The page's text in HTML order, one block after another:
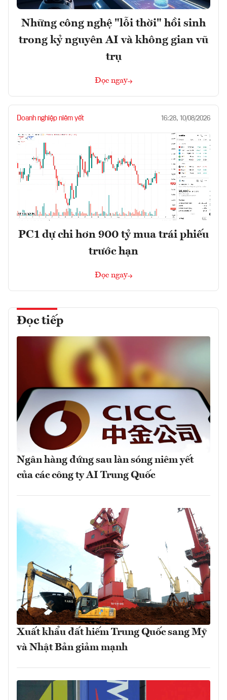
Những công nghệ "lỗi thời" hồi sinh
trong kỷ nguyên AI và không gian vũ
trụ
Đọc ngay
Doanh nghiệp niêm yết 16:28, 10/08/2026
PC1 dự chi hơn 900 tỷ mua trái phiếu
trước hạn
Đọc ngay
Đọc tiếp
Ngân hàng đứng sau làn sóng niêm yết
của các công ty AI Trung Quốc
Xuất khẩu đất hiếm Trung Quốc sang Mỹ
và Nhật Bản giảm mạnh